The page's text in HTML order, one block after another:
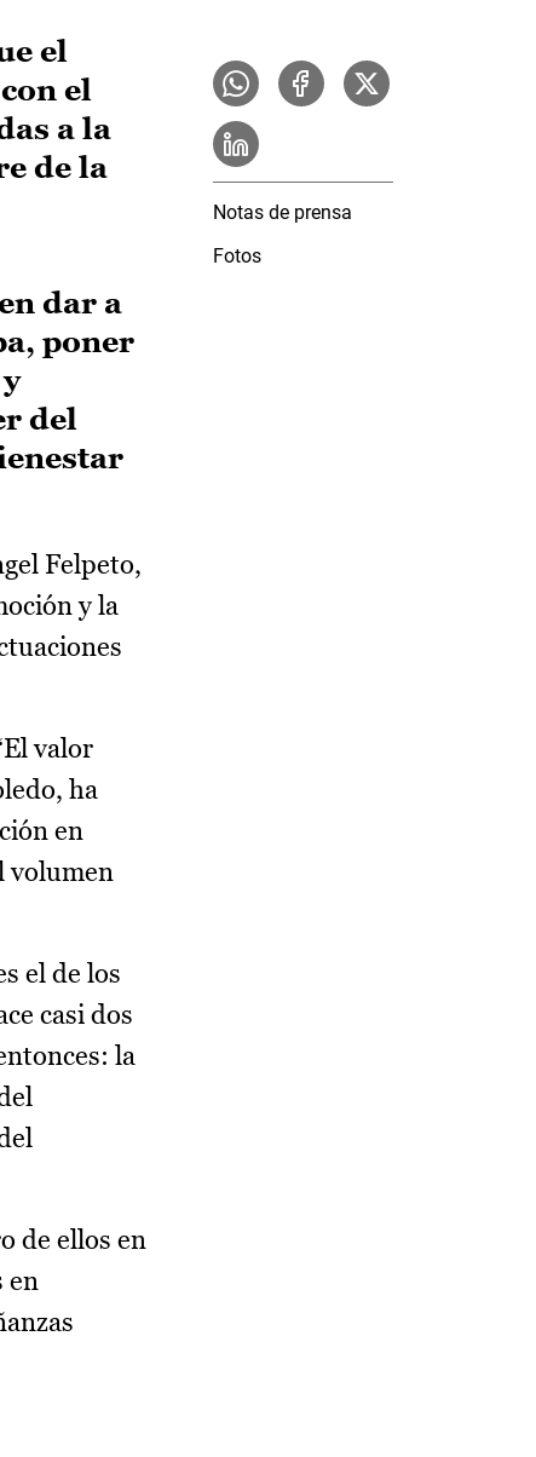
el
el
a la
de la
dar a
poner
del
Felpeto,
y la
valor
ha
en
volumen
el de los
casi dos
la
de ellos en
en
Notas de prensa
Fotos